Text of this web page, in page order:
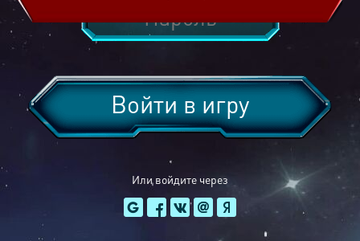
Или войдите через
Войти в игру